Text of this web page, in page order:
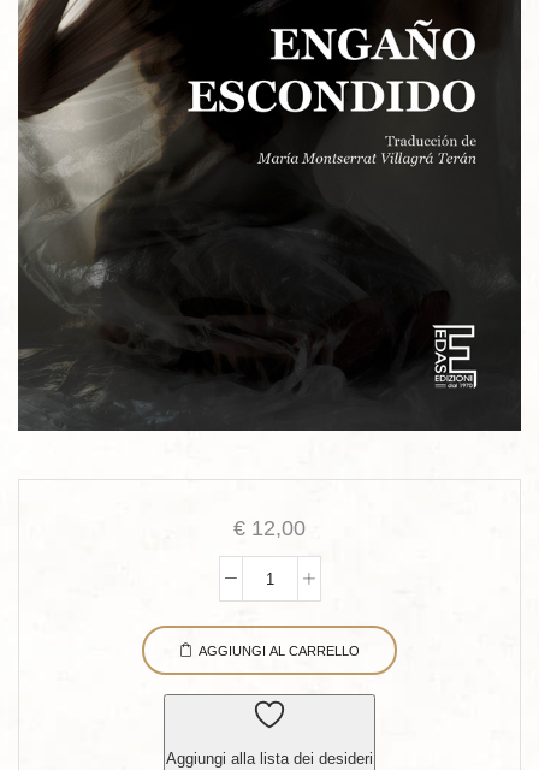
€ 12,00
ENGAÑO
ESCONDIDO
quantità
AGGIUNGI AL CARRELLO
Aggiungi alla lista dei desideri